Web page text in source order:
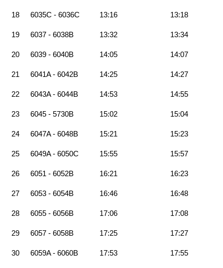
18 6035C - 6036C 13:16 13:18
19 6037 - 6038B 13:32 13:34
20 6039 - 6040B 14:05 14:07
21 6041A - 6042B 14:25 14:27
22 6043A - 6044B 14:53 14:55
23 6045 - 5730B 15:02 15:04
24 6047A - 6048B 15:21 15:23
25 6049A - 6050C 15:55 15:57
26 6051 - 6052B 16:21 16:23
27 6053 - 6054B 16:46 16:48
28 6055 - 6056B 17:06 17:08
29 6057 - 6058B 17:25 17:27
30 6059A - 6060B 17:53 17:55